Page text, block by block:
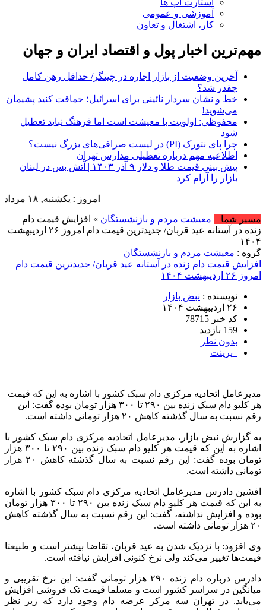
استارت اپ ها
آموزشی و عمومی
کار، اشتغال و تعاون
مهم‌ترین اخبار پول و اقتصاد ایران و جهان
آخرین وضعیت از بازار اجاره در چیتگر/ حداقل رهن کامل
چقدر شد؟
خط و نشان سردار نائینی برای اسرائیل؛ حماقت کنید پشیمان
می‌شوید!
محفوظی: ‌اولویت با معیشت است اما فرهنگ نباید تعطیل
شود
چرا پای نتورک (PI) در لیست صرافی‌های بزرگ نیست؟
اطلاعیه مهم درباره تعطیلی مدارس تهران
پیش بینی قیمت طلا و دلار ۹ آذر ۱۴۰۳ | آتش بس در لبنان
بازار را آرام کرد
امروز : یکشنبه, ۱۸ مرداد , ۱۴۰۵ .::. برابر با : Sunday, 9 August , 2026 .::. اخبار منتشر شده : 43 خبر
مسیر شما
معیشت مردم و بازنشستگان » افزایش قیمت دام
زنده در آستانه عید قربان/ جدیدترین قیمت دام امروز ۲۶ اردیبهشت
۱۴۰۴
گروه : معیشت مردم و بازنشستگان
افزایش قیمت دام زنده در آستانه عید قربان/ جدیدترین قیمت دام
امروز ۲۶ اردیبهشت ۱۴۰۴
نویسنده : نبض بازار
۲۶ اردیبهشت ۱۴۰۴
کد خبر 78715
159 بازدید
بدون نظر
پرینت
مدیرعامل اتحادیه مرکزی دام سبک کشور با اشاره به این که قیمت
هر کلیو دام سبک زنده بین ۲۹۰ تا ۳۰۰ هزار تومان بوده گفت: این
رقم نسبت به سال گذشته کاهش ۲۰ هزار تومانی داشته است.
به گزارش نبض بازار، مدیرعامل اتحادیه مرکزی دام سبک کشور با
اشاره به این که قیمت هر کلیو دام سبک زنده بین ۲۹۰ تا ۳۰۰ هزار
تومان بوده گفت: این رقم نسبت به سال گذشته کاهش ۲۰ هزار
تومانی داشته است.
افشین دادرس مدیرعامل اتحادیه مرکزی دام سبک کشور با اشاره
به این که قیمت هر کلیو دام سبک زنده بین ۲۹۰ تا ۳۰۰ هزار تومان
بوده و افزایش نداشته، گفت: این رقم نسبت به سال گذشته کاهش
۲۰ هزار تومانی داشته است.
وی افزود: با نزدیک شدن به عید قربان، تقاضا بیشتر است و طبیعتا
قیمت‌ها تغییر می‌کند ولی نرخ کنونی افزایش نیافته است.
دادرس درباره دام زنده ۲۹۰ هزار تومانی گفت: این نرخ تقریبی و
میانگین در سراسر کشور است و مسلما قیمت تک فروشی افزایش
می‌یابد. در تهران سه مرکز عرضه دام وجود دارد که زیر نظر